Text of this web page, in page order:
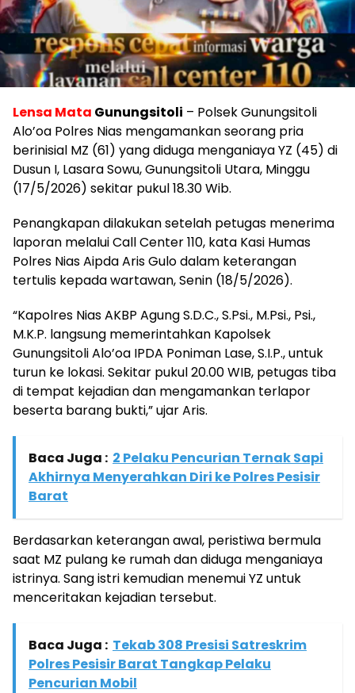
Lensa Mata Gunungsitoli – Polsek Gunungsitoli
Alo’oa Polres Nias mengamankan seorang pria
berinisial MZ (61) yang diduga menganiaya YZ (45) di
Dusun I, Lasara Sowu, Gunungsitoli Utara, Minggu
(17/5/2026) sekitar pukul 18.30 Wib.
Penangkapan dilakukan setelah petugas menerima
laporan melalui Call Center 110, kata Kasi Humas
Polres Nias Aipda Aris Gulo dalam keterangan
tertulis kepada wartawan, Senin (18/5/2026).
“Kapolres Nias AKBP Agung S.D.C., S.Psi., M.Psi., Psi.,
M.K.P. langsung memerintahkan Kapolsek
Gunungsitoli Alo’oa IPDA Poniman Lase, S.I.P., untuk
turun ke lokasi. Sekitar pukul 20.00 WIB, petugas tiba
di tempat kejadian dan mengamankan terlapor
beserta barang bukti,” ujar Aris.
Baca Juga : 2 Pelaku Pencurian Ternak Sapi
Akhirnya Menyerahkan Diri ke Polres Pesisir
Barat
Berdasarkan keterangan awal, peristiwa bermula
saat MZ pulang ke rumah dan diduga menganiaya
istrinya. Sang istri kemudian menemui YZ untuk
menceritakan kejadian tersebut.
Baca Juga : Tekab 308 Presisi Satreskrim
Polres Pesisir Barat Tangkap Pelaku
Pencurian Mobil